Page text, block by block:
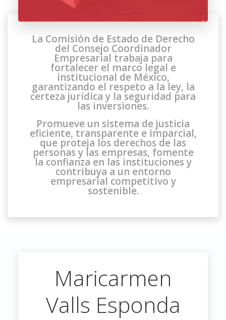
La Comisión de Estado de Derecho
del Consejo Coordinador
Empresarial trabaja para
fortalecer el marco legal e
institucional de México,
garantizando el respeto a la ley, la
certeza jurídica y la seguridad para
las inversiones.
Promueve un sistema de justicia
eficiente, transparente e imparcial,
que proteja los derechos de las
personas y las empresas, fomente
la confianza en las instituciones y
contribuya a un entorno
empresarial competitivo y
sostenible.
Maricarmen
Valls Esponda